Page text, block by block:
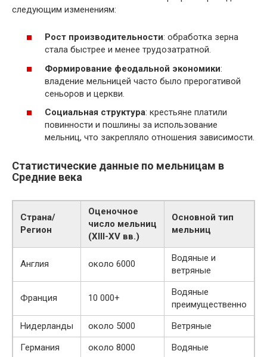
следующим изменениям:
Рост производительности: обработка зерна
стала быстрее и менее трудозатратной.
Формирование феодальной экономики:
владение мельницей часто было прерогативой
сеньоров и церкви.
Социальная структура: крестьяне платили
повинности и пошлины за использование
мельниц, что закрепляло отношения зависимости.
Статистические данные по мельницам в
Средние века
Страна/
Регион
Оценочное
число мельниц
(XIII-XV вв.)
Основной тип
мельниц
Англия около 6000
Водяные и
ветряные
Франция 10 000+
Водяные
преимущественно
Нидерланды
около 5000
Ветряные
Германия
около 8000
Водяные